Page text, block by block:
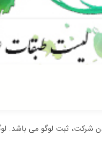
شرکت، ثبت لوگو می باشد.